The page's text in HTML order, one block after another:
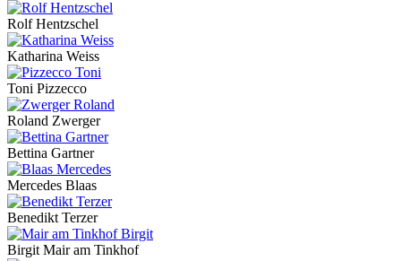
Rolf Hentzschel
Katharina Weiss
Toni Pizzecco
Roland Zwerger
Bettina Gartner
Mercedes Blaas
Benedikt Terzer
Birgit Mair am Tinkhof